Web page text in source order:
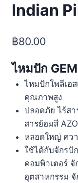
Indian
฿80.00
ไหมปัก GEM
ไหมปักโพลีเอ
คุณภาพสูง
ปลอดภัย ไร้ส
สารย้อมสี
หลอดใหญ่ คว
ใช้ได้กับจักรปั
คอมพิวเตอร์
อุตสาหกรรม